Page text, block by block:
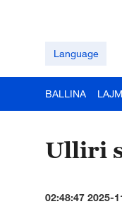
Language
BALLINA
Ulliri
02:48:47 2025-